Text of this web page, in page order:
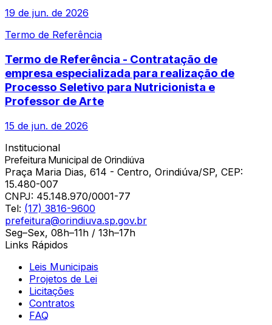
19 de jun. de 2026
Termo de Referência
Termo de Referência - Contratação de
empresa especializada para realização de
Processo Seletivo para Nutricionista e
Professor de Arte
15 de jun. de 2026
Institucional
Prefeitura Municipal de Orindiúva
Praça Maria Dias, 614 - Centro, Orindiúva/SP, CEP:
15.480-007
CNPJ: 45.148.970/0001-77
Tel: (17) 3816-9600
prefeitura@orindiuva.sp.gov.br
Seg–Sex, 08h–11h / 13h–17h
Links Rápidos
Leis Municipais
Projetos de Lei
Licitações
Contratos
FAQ